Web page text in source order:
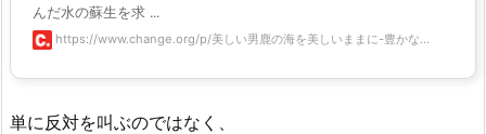
んだ水の蘇生を求 ...
https://www.change.org/p/美しい男鹿の海を美しいままに-豊かな...
単に反対を叫ぶのではなく、